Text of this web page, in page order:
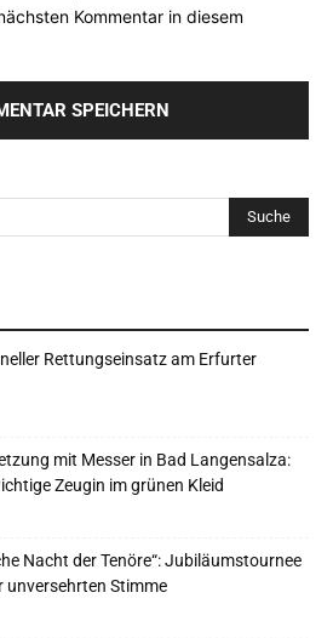
Kommentar in diesem
Rettungseinsatz am Erfurter
mit Messer in Bad Langensalza:
Zeugin im grünen Kleid
Nacht der Tenöre“: Jubiläumstournee
unversehrten Stimme